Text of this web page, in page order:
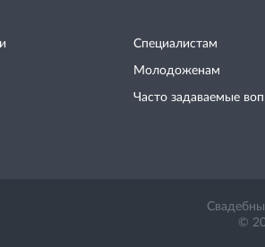
Специалистам
Молодоженам
Часто задаваемые
©